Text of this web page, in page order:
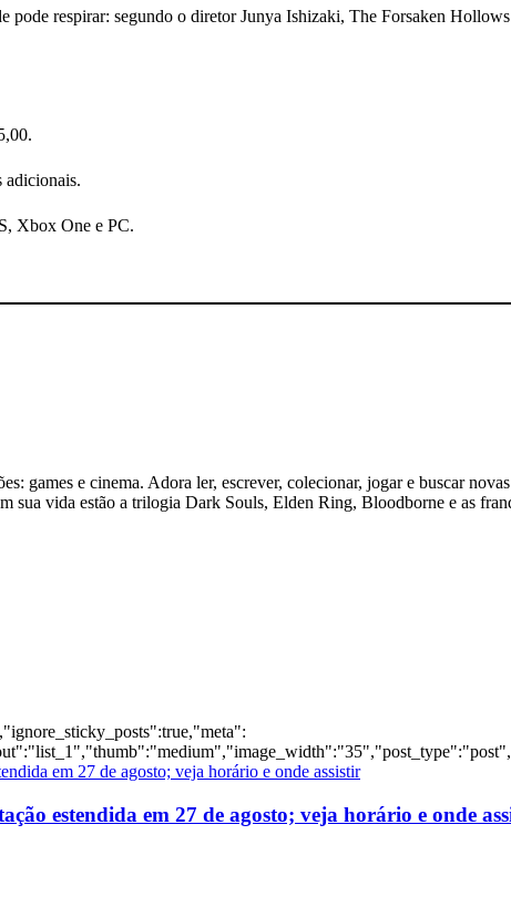
pode respirar: segundo o diretor Junya Ishizaki, The Forsaken
adicionais.
Xbox One e PC.
games e cinema. Adora ler, escrever, colecionar, jogar e buscar
sua vida estão a trilogia Dark Souls, Elden Ring, Bloodborne e as
estendida em 27 de agosto; veja horário e onde